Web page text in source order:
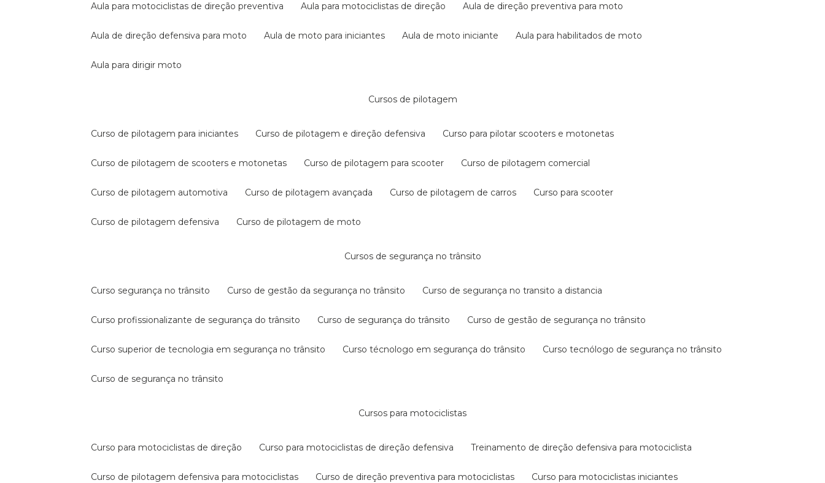
aula para motociclistas de direção preventiva aula para motociclistas de direção aula de direção preventiva para moto
aula de direção defensiva para moto aula de moto para iniciantes aula de moto iniciante aula para habilitados de moto
aula para dirigir moto
cursos de pilotagem
curso de pilotagem para iniciantes curso de pilotagem e direção defensiva curso para pilotar scooters e motonetas
curso de pilotagem de scooters e motonetas curso de pilotagem para scooter curso de pilotagem comercial
curso de pilotagem automotiva curso de pilotagem avançada curso de pilotagem de carros curso para scooter
curso de pilotagem defensiva curso de pilotagem de moto
cursos de segurança no trânsito
curso segurança no trânsito curso de gestão da segurança no trânsito curso de segurança no transito a distancia
curso profissionalizante de segurança do trânsito curso de segurança do trânsito curso de gestão de segurança no trânsito
curso superior de tecnologia em segurança no trânsito curso técnologo em segurança do trânsito curso tecnólogo de segurança no trânsito
curso de segurança no trânsito
cursos para motociclistas
curso para motociclistas de direção curso para motociclistas de direção defensiva treinamento de direção defensiva para motociclista
curso de pilotagem defensiva para motociclistas curso de direção preventiva para motociclistas curso para motociclistas iniciantes